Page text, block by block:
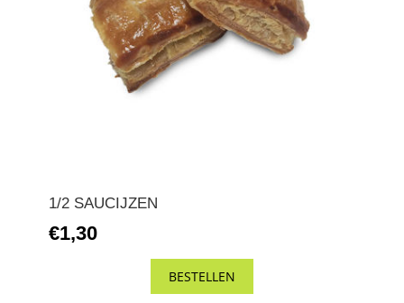
1/2 SAUCIJZEN
€1,30